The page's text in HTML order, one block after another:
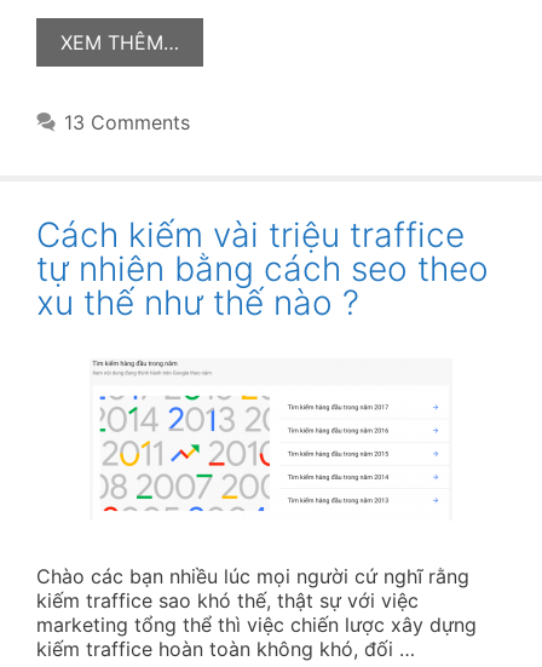
XEM THÊM…
13 Comments
Cách kiếm vài triệu traffice
tự nhiên bằng cách seo theo
xu thế như thế nào ?
Chào các bạn nhiều lúc mọi người cứ nghĩ rằng
kiếm traffice sao khó thế, thật sự với việc
marketing tổng thể thì việc chiến lược xây dựng
kiếm traffice hoàn toàn không khó, đối …